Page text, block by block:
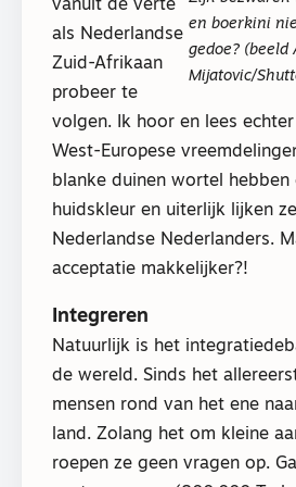
en boerkini
gedoe? (beeld
Mijatovic/
vanuit de verte
als Nederlandse
Zuid-Afrikaan
probeer te
volgen. Ik hoor en lees
West-Europese
blanke duinen wortel hebben
huidskleur en uiterlijk lijken
Nederlandse Nederlanders.
acceptatie makkelijker?!
Integreren
Natuurlijk is het
de wereld. Sinds het
mensen rond van het ene
land. Zolang het om kleine
roepen ze geen vragen op.